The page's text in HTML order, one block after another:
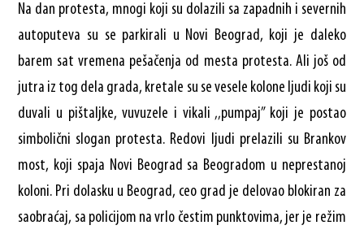
Na dan protesta, mnogi koji su dolazili sa zapadnih i severnih
autoputeva su se parkirali u Novi Beograd, koji je daleko
barem sat vremena pešačenja od mesta protesta. Ali još od
jutra iz tog dela grada, kretale su se vesele kolone ljudi koji su
duvali u pištaljke, vuvuzele i vikali ‚‚pumpaj” koji je postao
simbolični slogan protesta. Redovi ljudi prelazili su Brankov
most, koji spaja Novi Beograd sa Beogradom u neprestanoj
koloni. Pri dolasku u Beograd, ceo grad je delovao blokiran za
saobraćaj, sa policijom na vrlo čestim punktovima, jer je režim